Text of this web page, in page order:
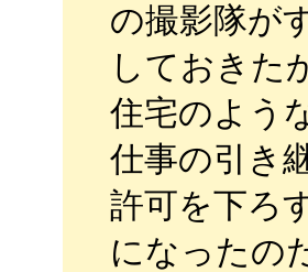
の撮影隊が
しておきた
住宅のよう
仕事の引き
許可を下ろ
になったの